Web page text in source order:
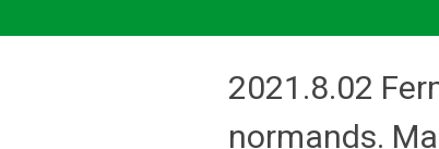
2021.8.02
normands.